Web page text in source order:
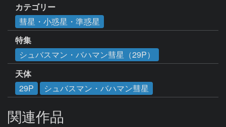
カテゴリー
彗星・小惑星・準惑星
特集
シュバスマン・バハマン彗星（29P）
天体
29P
シュバスマン・バハマン彗星
関連作品